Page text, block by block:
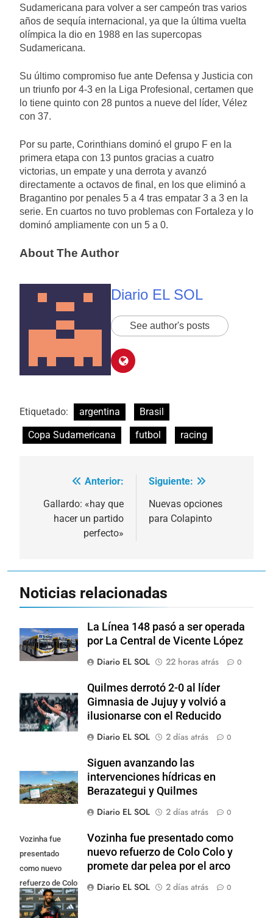
Sudamericana para volver a ser campeón tras varios
años de sequía internacional, ya que la última vuelta
olímpica la dio en 1988 en las supercopas
Sudamericana.
Su último compromiso fue ante Defensa y Justicia con
un triunfo por 4-3 en la Liga Profesional, certamen que
lo tiene quinto con 28 puntos a nueve del líder, Vélez
con 37.
Por su parte, Corinthians dominó el grupo F en la
primera etapa con 13 puntos gracias a cuatro
victorias, un empate y una derrota y avanzó
directamente a octavos de final, en los que eliminó a
Bragantino por penales 5 a 4 tras empatar 3 a 3 en la
serie. En cuartos no tuvo problemas con Fortaleza y lo
dominó ampliamente con un 5 a 0.
About The Author
Diario EL SOL
See author's posts
Etiquetado: argentina
Brasil
Copa Sudamericana
futbol racing
Navegación
de
entradas
Anterior:
Gallardo: «hay que
hacer un partido
perfecto»
Siguiente:
Nuevas opciones
para Colapinto
Noticias relacionadas
La Línea 148 pasó a ser operada
por La Central de Vicente López
Diario EL SOL
22 horas atrás 0
Quilmes derrotó 2-0 al líder
Gimnasia de Jujuy y volvió a
ilusionarse con el Reducido
Diario EL SOL
2 días atrás 0
Siguen avanzando las
intervenciones hídricas en
Berazategui y Quilmes
Diario EL SOL
2 días atrás 0
Vozinha fue
presentado
como nuevo
refuerzo de Colo
Colo y promete
dar pelea por el
Vozinha fue presentado como
nuevo refuerzo de Colo Colo y
promete dar pelea por el arco
Diario EL SOL
2 días atrás 0